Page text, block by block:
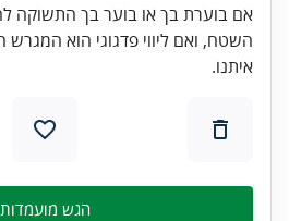
אם בוערת בך או בוער בך התשוקה
השטח, ואם ליווי פדגוגי הוא
איתנו.
הגש מועמדות